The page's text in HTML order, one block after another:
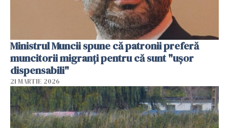
Ministrul Muncii spune că patronii preferă
muncitorii migranți pentru că sunt "uşor
dispensabili"
21 MARTIE 2026